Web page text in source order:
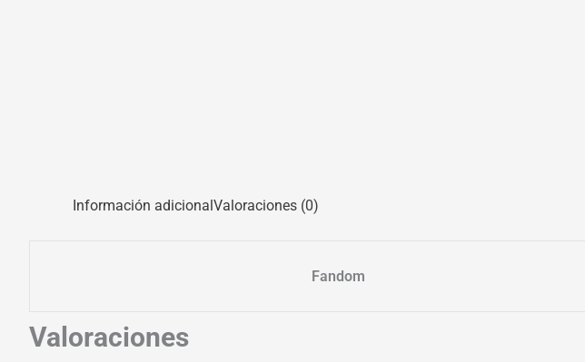
Información adicionalValoraciones (0)
Fandom
Valoraciones